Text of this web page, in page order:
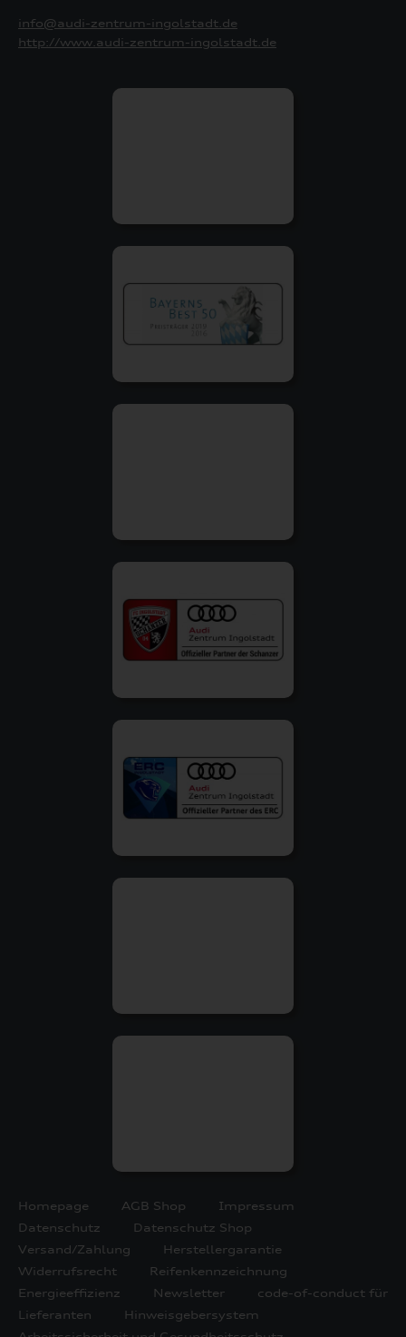
info@audi-zentrum-ingolstadt.de
http://www.audi-zentrum-ingolstadt.de
Homepage AGB Shop
Impressum
Datenschutz
Datenschutz Shop
Versand/Zahlung
Herstellergarantie
Widerrufsrecht
Reifenkennzeichnung
Energieeffizienz
Newsletter
code-of-conduct für
Lieferanten
Hinweisgebersystem